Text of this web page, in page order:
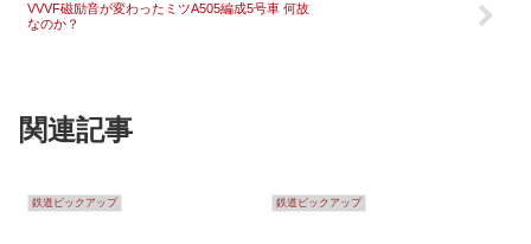
VVVF磁励音が変わったミツA505編成5号車 何故
なのか？
関連記事
鉄道ピックアップ 鉄道ピックアップ